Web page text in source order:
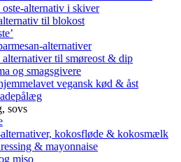
oste-alternativ i skiver
til blokost
alternativer
alternativer til smøreost & dip
og smagsgivere
vegansk kød & åst
sovs
kokosfløde & kokosmælk
& mayonnaise
miso